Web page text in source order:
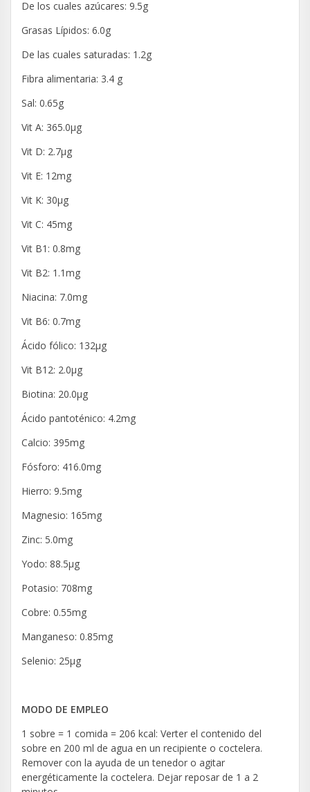
De los cuales azúcares: 9.5g
Grasas Lípidos: 6.0g
De las cuales saturadas: 1.2g
Fibra alimentaria: 3.4 g
Sal: 0.65g
Vit A: 365.0µg
Vit D: 2.7µg
Vit E: 12mg
Vit K: 30µg
Vit C: 45mg
Vit B1: 0.8mg
Vit B2: 1.1mg
Niacina: 7.0mg
Vit B6: 0.7mg
Ácido fólico: 132µg
Vit B12: 2.0µg
Biotina: 20.0µg
Ácido pantoténico: 4.2mg
Calcio: 395mg
Fósforo: 416.0mg
Hierro: 9.5mg
Magnesio: 165mg
Zinc: 5.0mg
Yodo: 88.5µg
Potasio: 708mg
Cobre: 0.55mg
Manganeso: 0.85mg
Selenio: 25µg
MODO DE EMPLEO
1 sobre = 1 comida = 206 kcal: Verter el contenido del
sobre en 200 ml de agua en un recipiente o coctelera.
Remover con la ayuda de un tenedor o agitar
energéticamente la coctelera. Dejar reposar de 1 a 2